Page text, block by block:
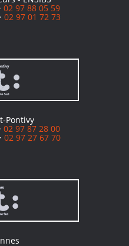
02 97 88 05 59
02 97 01 72 73
Pontivy
02 97 87 28 00
02 97 27 67 70